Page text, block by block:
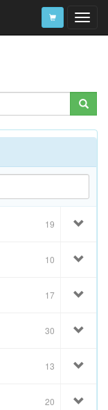
19
10
17
30
13
20